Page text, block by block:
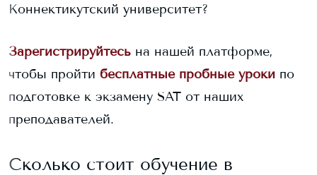
Коннектикутский университет?
Зарегистрируйтесь на нашей платформе,
чтобы пройти бесплатные пробные уроки по
подготовке к экзамену SAT от наших
преподавателей.
Сколько стоит обучение в